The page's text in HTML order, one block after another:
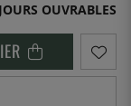
OUVRABLES